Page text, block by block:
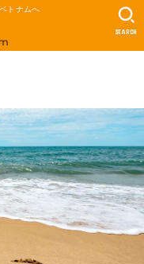
トナムへ
SEARCH